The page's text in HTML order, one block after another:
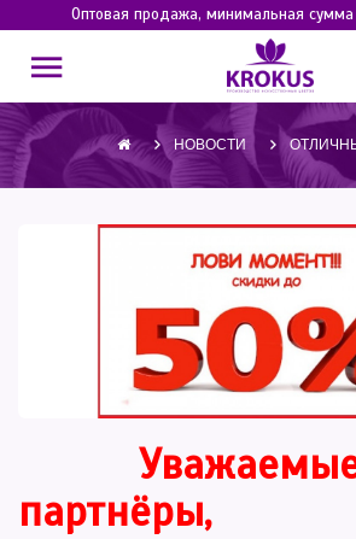
Оптовая продажа, минимальная сумма
НОВОСТИ
партнёры,